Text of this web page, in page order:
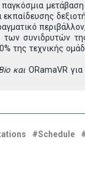
συνιδρυτών
της τεχνικής
καιORamaVR
#Schedule